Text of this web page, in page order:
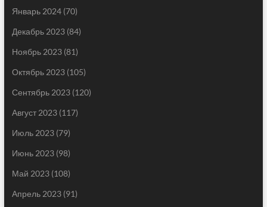
Январь 2024(70)
Декабрь 2023(84)
Ноябрь 2023(81)
Октябрь 2023(105)
Сентябрь 2023(120)
Август 2023(117)
Июль 2023(79)
Июнь 2023(98)
Май 2023(108)
Апрель 2023(91)